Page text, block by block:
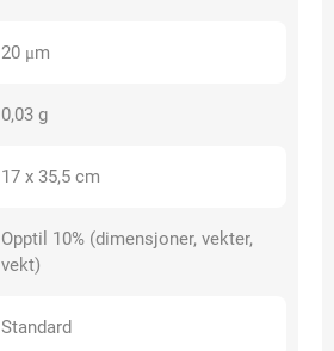
20 μm
0,03 g
17 x 35,5 cm
Opptil 10% (dimensjoner, vekter,
vekt)
Standard